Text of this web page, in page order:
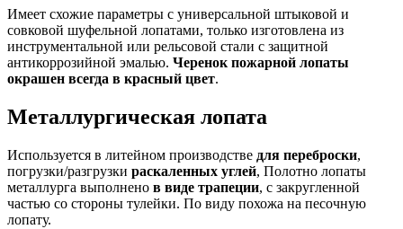
Имеет схожие параметры с универсальной штыковой и
совковой шуфельной лопатами, только изготовлена из
инструментальной или рельсовой стали с защитной
антикоррозийной эмалью. Черенок пожарной лопаты
окрашен всегда в красный цвет.
Металлургическая лопата
Используется в литейном производстве для переброски,
погрузки/разгрузки раскаленных углей, Полотно лопаты
металлурга выполнено в виде трапеции, с закругленной
частью со стороны тулейки. По виду похожа на песочную
лопату.